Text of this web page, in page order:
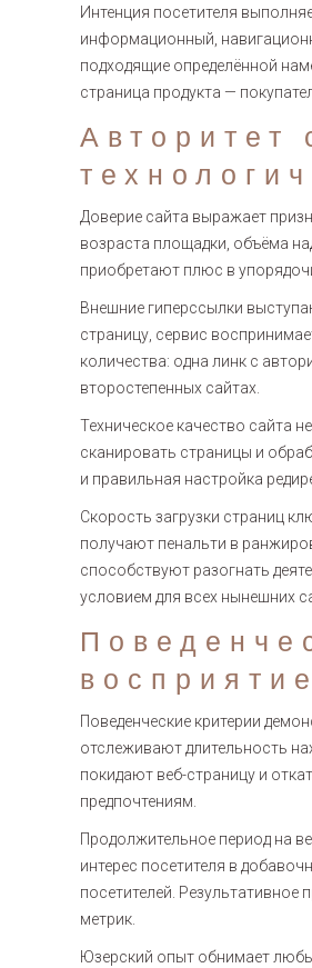
Интенция посетителя
информационный,
подходящие определённой
страница продукта —
Авторитет
Доверие сайта выражает
возраста площадки, объёма
приобретают плюс в
Внешние гиперссылки
страницу, сервис
количества: одна линк с
второстепенных сайтах.
Техническое качество сайта
сканировать страницы и
и правильная настройка
Скорость загрузки страниц
получают пенальти в
способствуют разогнать
условием для всех нынешних
восприятие
Поведенческие критерии
отслеживают длительность
покидают веб-страницу и
предпочтениям.
Продолжительное период на
интерес посетителя в
посетителей.
метрик.
Юзерский опыт обнимает